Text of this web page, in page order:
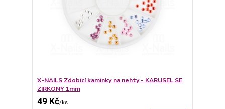
X-NAILS Zdobící kamínky na nehty - KARUSEL SE
ZIRKONY 1mm
49 Kč/ks